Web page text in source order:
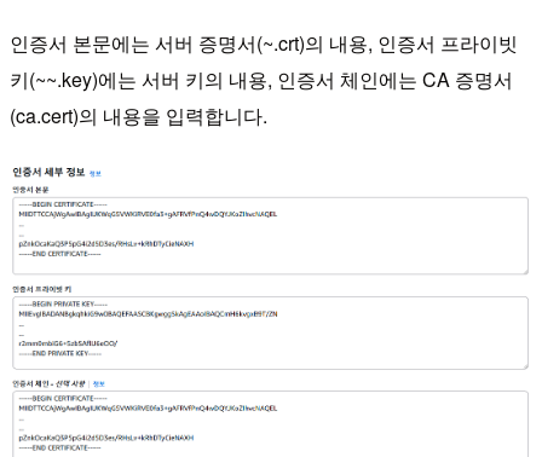
인증서 본문에는 서버 증명서(~.crt)의 내용, 인증서 프라이빗
키(~~.key)에는 서버 키의 내용, 인증서 체인에는 CA 증명서
(ca.cert)의 내용을 입력합니다.